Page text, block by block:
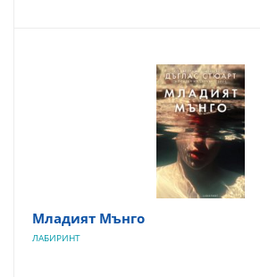
Младият Мънго
ЛАБИРИНТ